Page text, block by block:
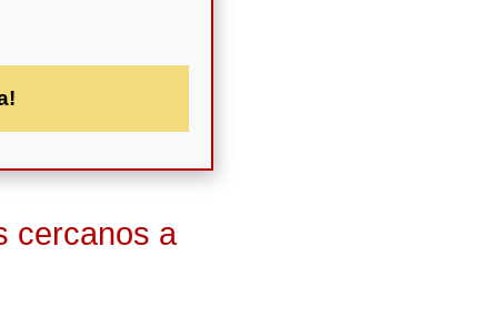
cercanos a